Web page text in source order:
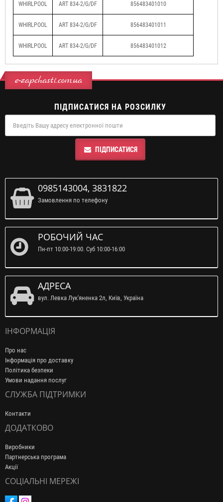
WHIRLPOOL ART 834-2/G/DF 856483401010
WHIRLPOOL ART 834-2/G/DF 856483401011
WHIRLPOOL ART 834-2/G/DF 856483401012
e-zapchasti.com.ua
ПІДПИСАТИСЯ НА РОЗСИЛКУ
ПІДПИСАТИСЯ
0985143004, 3831822
Замовлення по телефону
РОБОЧИЙ ЧАС
Пн-пт 10:00-19:00. Суб 10:00-16:00
АДРЕСА
вул. Левка Лук'яненка 2л, Київ, Україна
ІНФОРМАЦІЯ
Про нас
Інформація про доставку
Політика безпеки
Умови надання послуг
СЛУЖБА ПІДТРИМКИ
Контакти
ДОДАТКОВО
Виробники
Партнерська програма
Акції
СОЦІАЛЬНІ МЕРЕЖІ